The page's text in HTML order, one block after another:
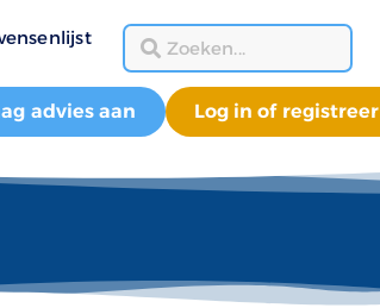
advies aan Log in of registreer